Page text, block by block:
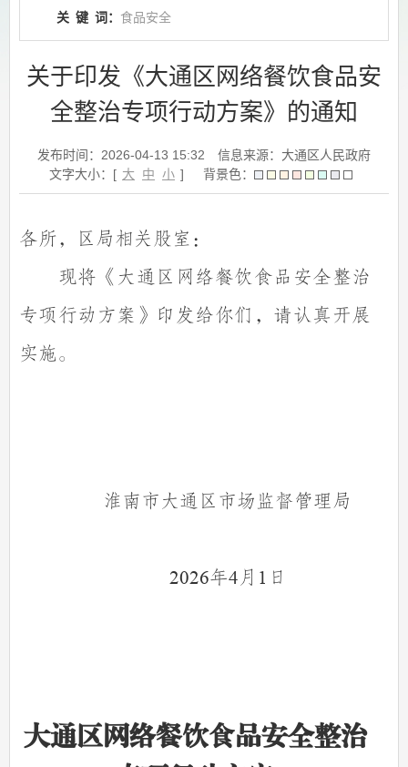
关 键 词： 食品安全
关于印发《大通区网络餐饮食品安
全整治专项行动方案》的通知
发布时间：2026-04-13 15:32
信息来源：大通区人民政府
文字大小：[ 大 中 小 ] 背景色：
各所，区局相关股室：
现将《大通区网络餐饮食品安全整治
专项行动方案》印发给你们，请认真开展
实施。
淮南市大通区市场监督管理局
2026年4 月 1 日
大通区网络餐饮食品安全整治